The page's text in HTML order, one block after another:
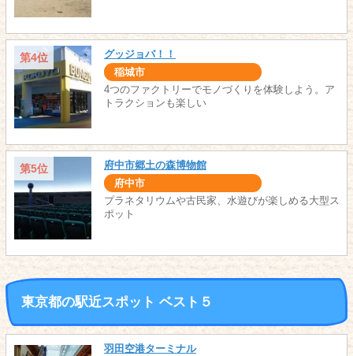
第4位 グッジョバ！！
稲城市
4つのファクトリーでモノづくりを体験しよう。ア
トラクションも楽しい
第5位 府中市郷土の森博物館
府中市
プラネタリウムや古民家、水遊びが楽しめる大型ス
ポット
東京都の駅近スポット ベスト５
羽田空港ターミナル